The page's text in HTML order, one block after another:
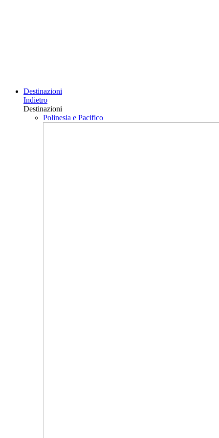
Destinazioni
Indietro
Destinazioni
Polinesia e Pacifico